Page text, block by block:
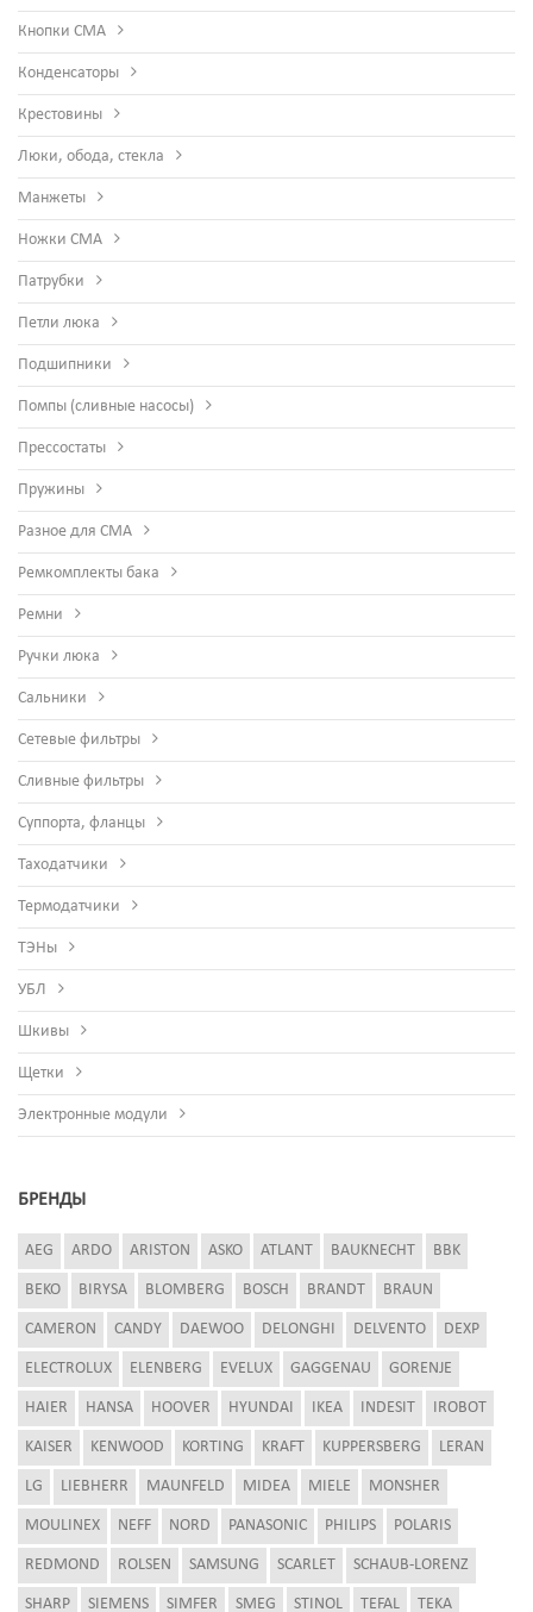
Кнопки СМА
Конденсаторы
Крестовины
Люки, обода, стекла
Манжеты
Ножки СМА
Патрубки
Петли люка
Подшипники
Помпы (сливные насосы)
Прессостаты
Пружины
Разное для СМА
Ремкомплекты бака
Ремни
Ручки люка
Сальники
Сетевые фильтры
Сливные фильтры
Суппорта, фланцы
Таходатчики
Термодатчики
ТЭНы
УБЛ
Шкивы
Щетки
Электронные модули
БРЕНДЫ
AEG ARDO ARISTON ASKO ATLANT BAUKNECHT BBK
BEKO BIRYSA BLOMBERG BOSCH BRANDT BRAUN
CAMERON CANDY DAEWOO DELONGHI DELVENTO DEXP
ELECTROLUX ELENBERG EVELUX GAGGENAU GORENJE
HAIER HANSA HOOVER HYUNDAI IKEA INDESIT IROBOT
KAISER KENWOOD KORTING KRAFT KUPPERSBERG LERAN
LG LIEBHERR MAUNFELD MIDEA MIELE MONSHER
MOULINEX NEFF NORD PANASONIC PHILIPS POLARIS
REDMOND ROLSEN SAMSUNG SCARLET SCHAUB-LORENZ
SHARP SIEMENS SIMFER SMEG STINOL TEFAL TEKA